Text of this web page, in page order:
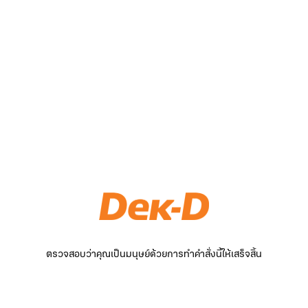
ตรวจสอบว่าคุณเป็นมนุษย์ด้วยการทำคำสั่งนี้ให้เสร็จสิ้น